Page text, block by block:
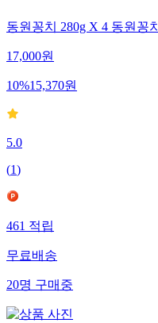
동원꽁치 280g X 4 동원꽁
17,000원
10%15,370원
5.0
(1)
461 적립
무료배송
20명 구매중